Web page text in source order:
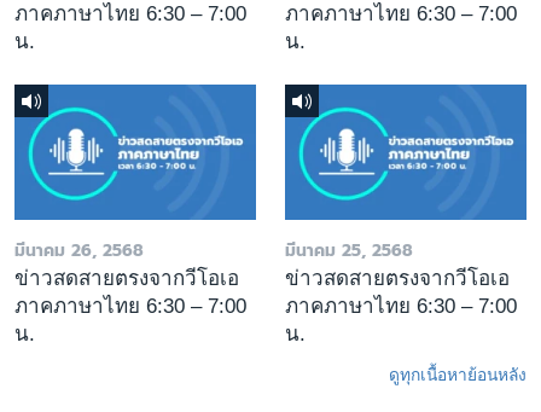
ภาคภาษาไทย 6:30 – 7:00
น.
ภาคภาษาไทย 6:30 – 7:00
น.
มีนาคม 26, 2568
ข่าวสดสายตรงจากวีโอเอ
ภาคภาษาไทย 6:30 – 7:00
น.
มีนาคม 25, 2568
ข่าวสดสายตรงจากวีโอเอ
ภาคภาษาไทย 6:30 – 7:00
น.
ดูทุกเนื้อหาย้อนหลัง